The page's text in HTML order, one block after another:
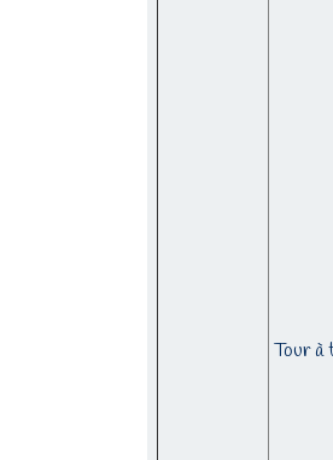
Tour à